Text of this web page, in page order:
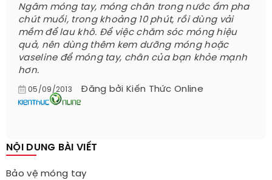
Ngâm móng tay, móng chân trong nước ấm pha
chút muối, trong khoảng 10 phút, rồi dùng vải
mềm để lau khô. Để việc chăm sóc móng hiệu
quả, nên dùng thêm kem dưỡng móng hoặc
vaseline để móng tay, chân của bạn khỏe mạnh
hơn.
05/09/2013 Đăng bởi Kiến Thức Online
NỘI DUNG BÀI VIẾT
Bảo vệ móng tay